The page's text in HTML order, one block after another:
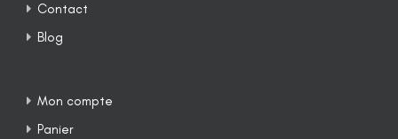
Contact
Blog
Mon compte
Panier